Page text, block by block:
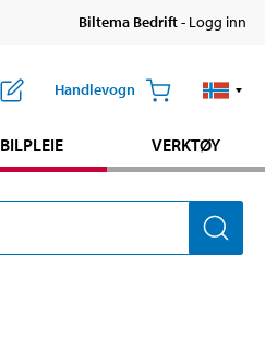
Biltema Bedrift- Logg inn
Handlevogn
BILPLEIE VERKTØY